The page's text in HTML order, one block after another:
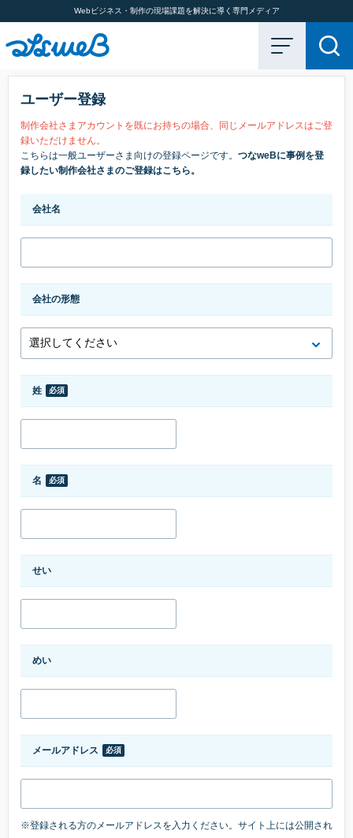
Webビジネス・制作の現場課題を解決に導く専門メディア
ユーザー登録
制作会社さまアカウントを既にお持ちの場合、同じメールアドレスはご登
録いただけません。
こちらは一般ユーザーさま向けの登録ページです。 つなweBに事例を登
録したい制作会社さまのご登録はこちら。
会社名
会社の形態
姓 必須
名 必須
せい
めい
メールアドレス 必須
※登録される方のメールアドレスを入力ください。サイト上には公開され